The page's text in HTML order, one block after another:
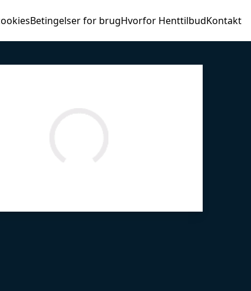
Betingelser for brugHvorfor HenttilbudKontakt